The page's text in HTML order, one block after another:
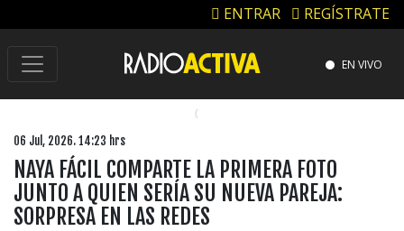
ENTRAR REGÍSTRATE
EN VIVO
06 Jul, 2026. 14:23 hrs
NAYA FÁCIL COMPARTE LA PRIMERA FOTO
JUNTO A QUIEN SERÍA SU NUEVA PAREJA:
SORPRESA EN LAS REDES